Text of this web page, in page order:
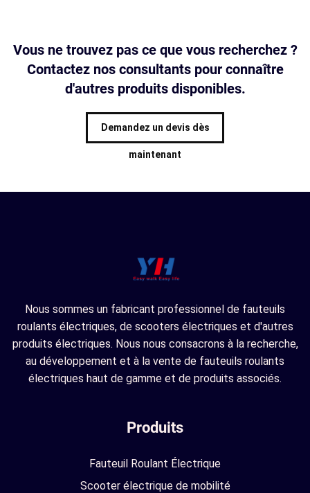
Vous ne trouvez pas ce que vous recherchez ?
Contactez nos consultants pour connaître
d'autres produits disponibles.
Demandez un devis dès
maintenant
Nous sommes un fabricant professionnel de fauteuils
roulants électriques, de scooters électriques et d'autres
produits électriques. Nous nous consacrons à la recherche,
au développement et à la vente de fauteuils roulants
électriques haut de gamme et de produits associés.
Produits
Fauteuil Roulant Électrique
Scooter électrique de mobilité